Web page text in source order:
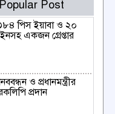
Popular Post
পিস ইয়াবা ও ২০
একজন গ্রেপ্তার
ও প্রধানমন্ত্রীর
প্রদান